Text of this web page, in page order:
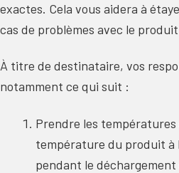
exactes. Cela vous aidera à
cas de problèmes avec le
À titre de destinataire, vos
notamment ce qui suit :
Prendre les
température du produit à
pendant le déchargement